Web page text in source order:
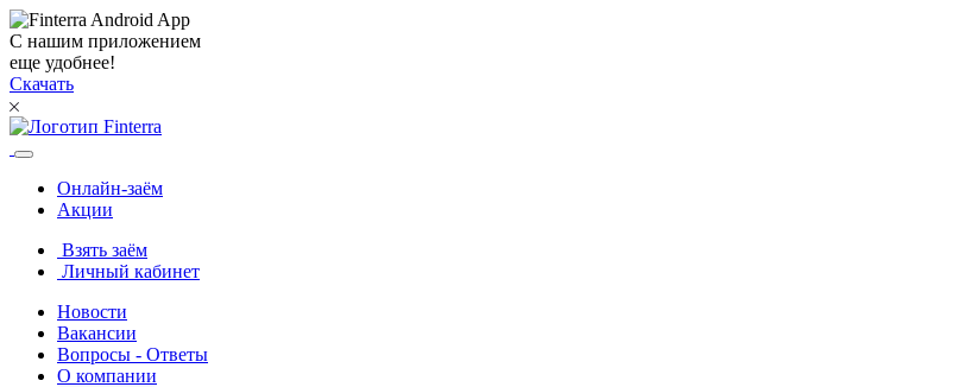
С нашим приложением
еще удобнее!
Скачать
Онлайн-заём
Акции
Взять заём
Личный кабинет
Новости
Вакансии
Вопросы - Ответы
О компании